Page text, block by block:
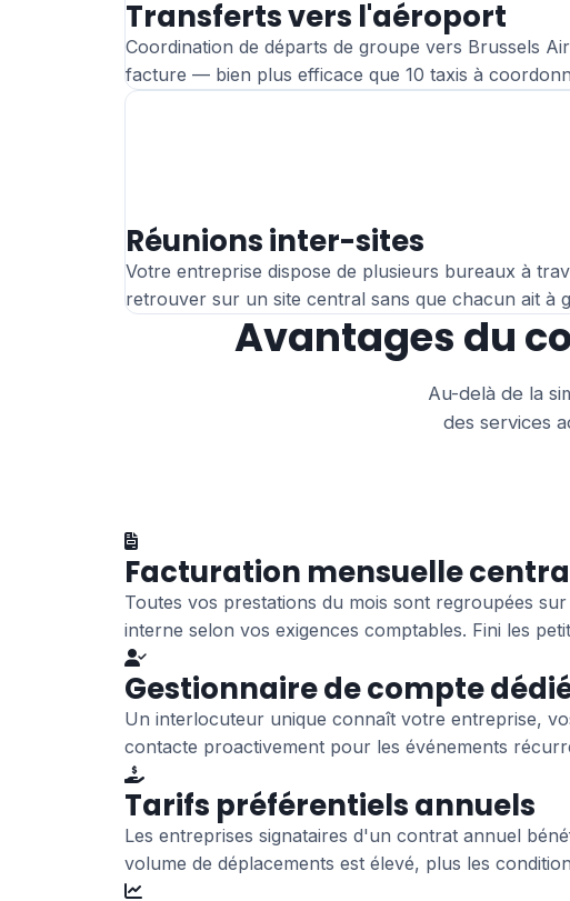
Transferts vers l'aéroport
Coordination de départs de groupe vers Brussels
facture — bien plus efficace que 10 taxis à
Réunions inter-sites
Votre entreprise dispose de plusieurs bureaux à
retrouver sur un site central sans que chacun ait à
Avantages du
Au-delà de la
des services
Facturation mensuelle
Toutes vos prestations du mois sont regroupées
interne selon vos exigences comptables. Fini les
Gestionnaire de compte
Un interlocuteur unique connaît votre entreprise,
contacte proactivement pour les événements
Tarifs préférentiels annuels
Les entreprises signataires d'un contrat annuel
volume de déplacements est élevé, plus les